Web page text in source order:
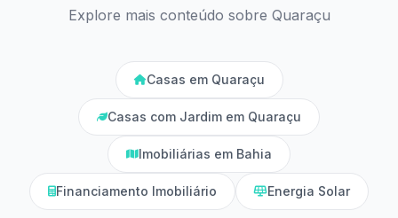
Explore mais conteúdo sobre Quaraçu
Casas em Quaraçu
Casas com Jardim em Quaraçu
Imobiliárias em Bahia
Financiamento Imobiliário Energia Solar